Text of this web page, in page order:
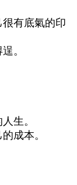
有底氣的印
。
生。
成本。